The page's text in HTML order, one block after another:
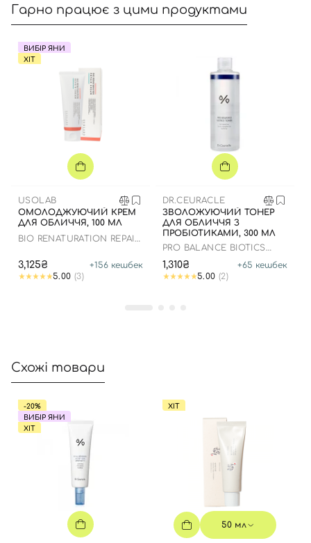
Гарно працює з цими продуктами
ВИБІР ЯНИ
ХІТ
USOLAB
ОМОЛОДЖУЮЧИЙ КРЕМ
ДЛЯ ОБЛИЧЧЯ, 100 МЛ
BIO RENATURATION REPAIR
3,125₴ +156 кешбек
5.00 (3)
DR.CEURACLE
ЗВОЛОЖУЮЧИЙ ТОНЕР
ДЛЯ ОБЛИЧЧЯ З
ПРОБІОТИКАМИ, 300 МЛ
PRO BALANCE BIOTICS
1,310₴ +65 кешбек
5.00 (2)
Схожі товари
-20%
ВИБІР ЯНИ
ХІТ
ХІТ
50 мл
Вхід Реєстрація
Номер телефону
Увійти за допомогою e-mail